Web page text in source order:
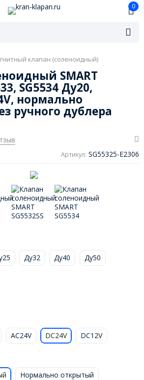
0
клапан (соленоидный)
SMART
SG5534 Ду20,
нормально
ручного дублера
Артикул: SG55325-E2306
Ду32 Ду40 Ду50
AC24V DC24V DC12V
Нормально открытый